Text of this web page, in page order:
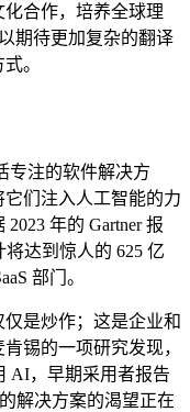
合作，培养全球理
期待更加复杂的翻译
。
专注的软件解决方
们注入人工智能的力
年的 Gartner 报
达到惊人的 625 亿
部门。
是炒作；这是企业和
锡的一项研究发现，
AI，早期采用者报告
解决方案的渴望正在